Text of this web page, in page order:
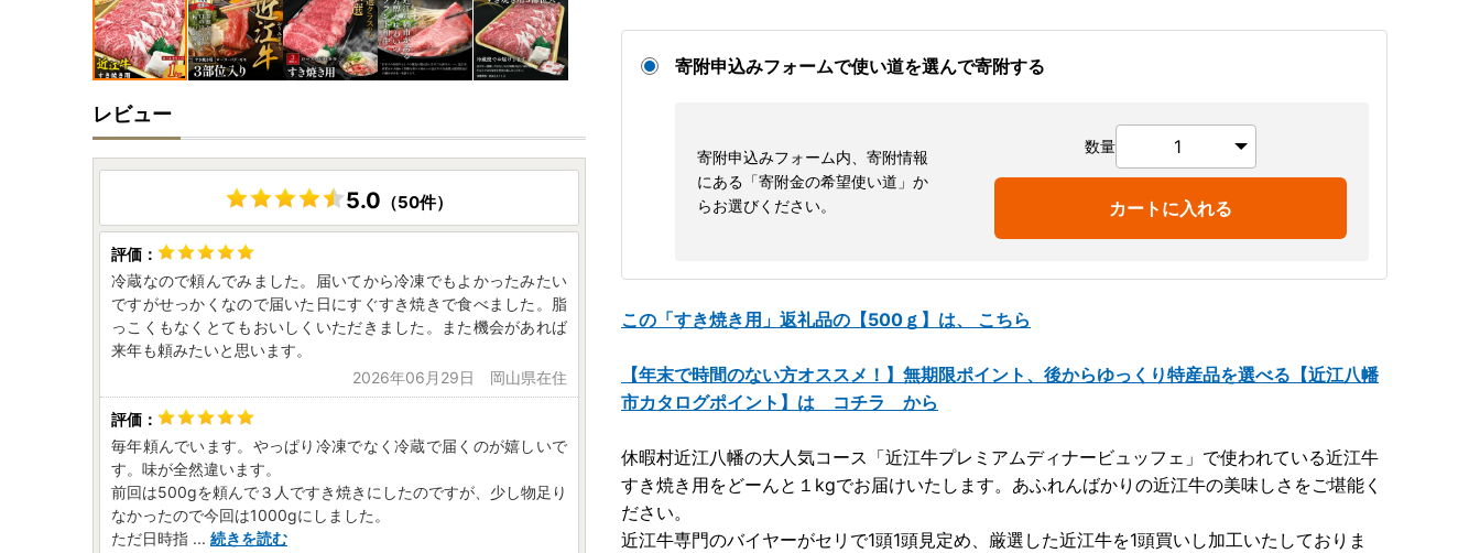
寄附申込みフォームで使い道を選んで寄附する
寄附申込みフォーム内、寄附情報
にある「寄附金の希望使い道」か
らお選びください。
数量
カートに入れる
この「すき焼き用」返礼品の【500ｇ】は、 こちら
【年末で時間のない方オススメ！】無期限ポイント、後からゆっくり特産品を選べる【近江八幡
市カタログポイント】は コチラ から
休暇村近江八幡の大人気コース「近江牛プレミアムディナービュッフェ」で使われている近江牛
すき焼き用をどーんと１kgでお届けいたします。あふれんばかりの近江牛の美味しさをご堪能く
ださい。
近江牛専門のバイヤーがセリで1頭1頭見定め、厳選した近江牛を1頭買いし加工いたしておりま
レビュー
5.0 （50件）
冷蔵なので頼んでみました。届いてから冷凍でもよかったみたい
ですがせっかくなので届いた日にすぐすき焼きで食べました。脂
っこくもなくとてもおいしくいただきました。また機会があれば
来年も頼みたいと思います。
2026年06月29日 岡山県在住
毎年頼んでいます。やっぱり冷凍でなく冷蔵で届くのが嬉しいで
す。味が全然違います。
前回は500gを頼んで３人ですき焼きにしたのですが、少し物足り
なかったので今回は1000gにしました。
ただ日時指 ... 続きを読む